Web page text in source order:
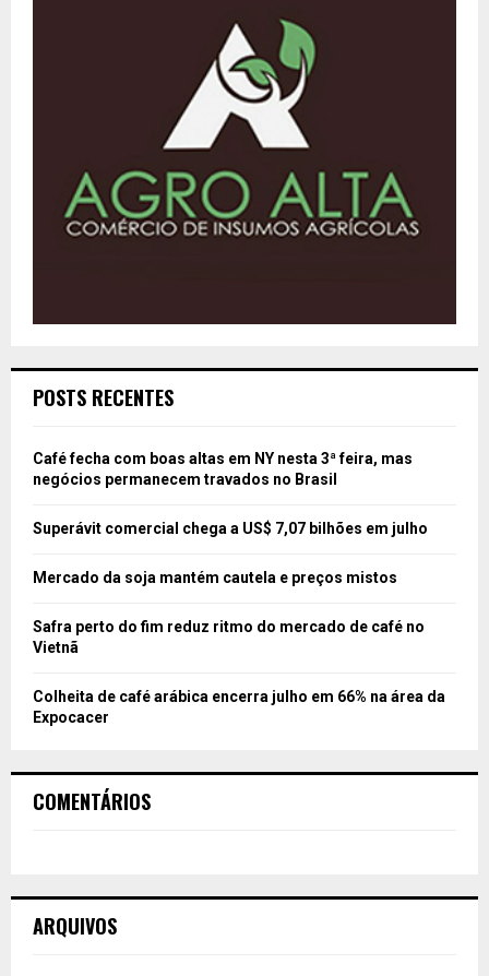
POSTS RECENTES
Café fecha com boas altas em NY nesta 3ª feira, mas
negócios permanecem travados no Brasil
Superávit comercial chega a US$ 7,07 bilhões em julho
Mercado da soja mantém cautela e preços mistos
Safra perto do fim reduz ritmo do mercado de café no
Vietnã
Colheita de café arábica encerra julho em 66% na área da
Expocacer
COMENTÁRIOS
ARQUIVOS